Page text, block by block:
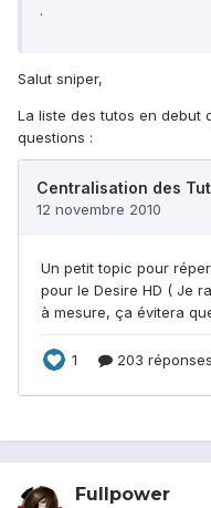
.
Salut sniper,
La liste des tutos en debut
questions :
Fullpower